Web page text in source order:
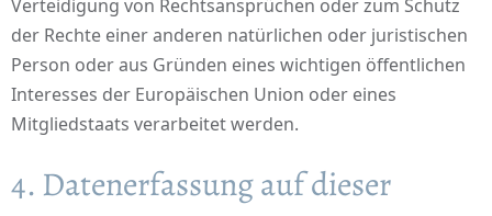
Verteidigung von Rechtsansprüchen oder zum Schutz
der Rechte einer anderen natürlichen oder juristischen
Person oder aus Gründen eines wichtigen öffentlichen
Interesses der Europäischen Union oder eines
Mitgliedstaats verarbeitet werden.
4. Datenerfassung auf dieser